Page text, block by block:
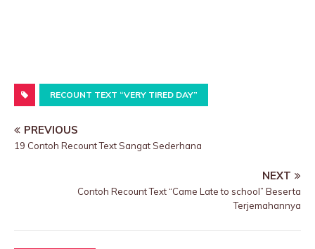
RECOUNT TEXT “VERY TIRED DAY”
PREVIOUS
19 Contoh Recount Text Sangat Sederhana
NEXT
Contoh Recount Text “Came Late to school” Beserta
Terjemahannya